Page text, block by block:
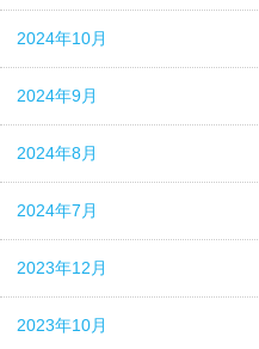
2024年10月
2024年9月
2024年8月
2024年7月
2023年12月
2023年10月